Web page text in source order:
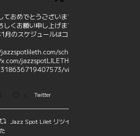
ておめでとうございます
しくお願い申し上げます
のスケジュールはコチ
schedule
jazzspotLILETH/statu
video/1
Twitter
Jazz Spot Lilet リツイートされまし
た